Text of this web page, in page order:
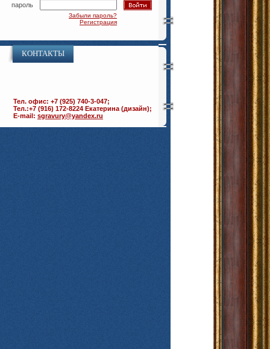
пароль
Забыли пароль?
Регистрация
КОНТАКТЫ
Тел. офис: +7 (925) 740-3-047;
Тел.:+7 (916) 172-8224 Екатерина (дизайн);
E-mail: sgravury@yandex.ru